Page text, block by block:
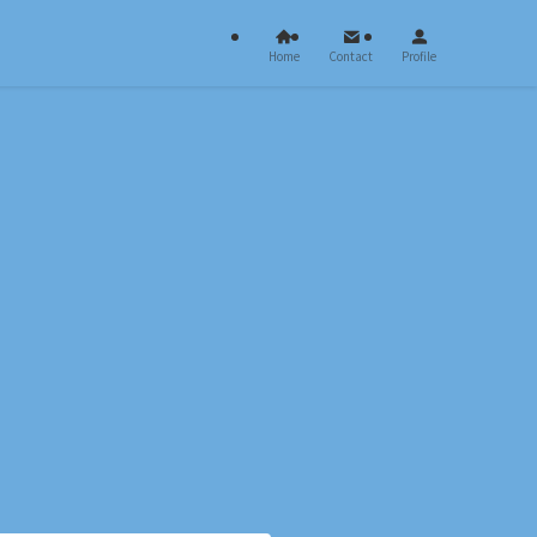
Home Contact Profile